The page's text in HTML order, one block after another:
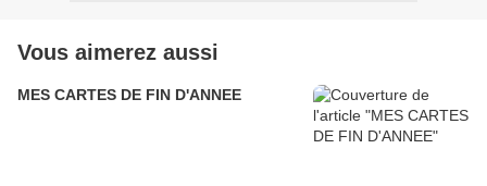
Vous aimerez aussi
MES CARTES DE FIN D'ANNEE